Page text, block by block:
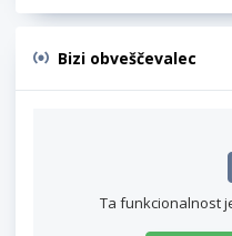
Bizi obveščevalec
Ta funkcionalnost